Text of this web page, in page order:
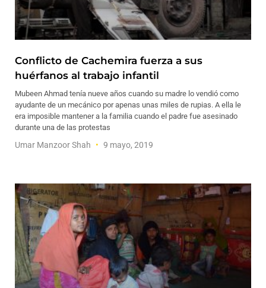
Conflicto de Cachemira fuerza a sus
huérfanos al trabajo infantil
Mubeen Ahmad tenía nueve años cuando su madre lo vendió como
ayudante de un mecánico por apenas unas miles de rupias. A ella le
era imposible mantener a la familia cuando el padre fue asesinado
durante una de las protestas
Umar Manzoor Shah 9 mayo, 2019